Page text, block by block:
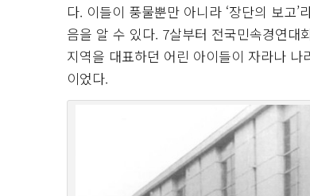
다. 이들이 풍물뿐만 아니라 ‘장단의 보고
음을 알 수 있다. 7살부터 전국민속경연대
지역을 대표하던 어린 아이들이 자라나
이었다.